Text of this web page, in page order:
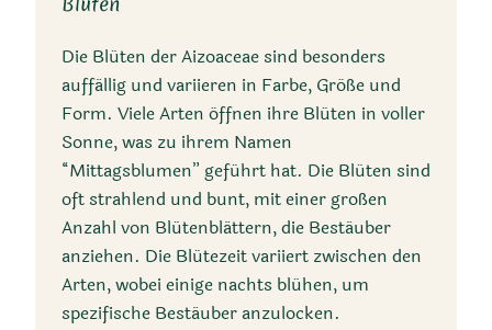
Die Blüten der Aizoaceae sind besonders
auffällig und variieren in Farbe, Größe und
Form. Viele Arten öffnen ihre Blüten in voller
Sonne, was zu ihrem Namen
“Mittagsblumen” geführt hat. Die Blüten sind
oft strahlend und bunt, mit einer großen
Anzahl von Blütenblättern, die Bestäuber
anziehen. Die Blütezeit variiert zwischen den
Arten, wobei einige nachts blühen, um
spezifische Bestäuber anzulocken.